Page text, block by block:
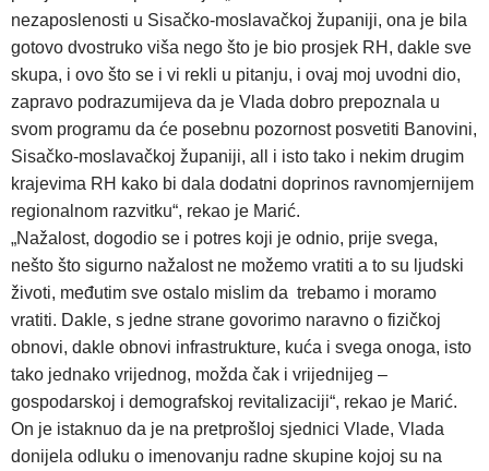
nezaposlenosti u Sisačko-moslavačkoj županiji, ona je bila
gotovo dvostruko viša nego što je bio prosjek RH, dakle sve
skupa, i ovo što se i vi rekli u pitanju, i ovaj moj uvodni dio,
zapravo podrazumijeva da je Vlada dobro prepoznala u
svom programu da će posebnu pozornost posvetiti Banovini,
Sisačko-moslavačkoj županiji, all i isto tako i nekim drugim
krajevima RH kako bi dala dodatni doprinos ravnomjernijem
regionalnom razvitku“, rekao je Marić.
„Nažalost, dogodio se i potres koji je odnio, prije svega,
nešto što sigurno nažalost ne možemo vratiti a to su ljudski
životi, međutim sve ostalo mislim da trebamo i moramo
vratiti. Dakle, s jedne strane govorimo naravno o fizičkoj
obnovi, dakle obnovi infrastrukture, kuća i svega onoga, isto
tako jednako vrijednog, možda čak i vrijednijeg –
gospodarskoj i demografskoj revitalizaciji“, rekao je Marić.
On je istaknuo da je na pretprošloj sjednici Vlade, Vlada
donijela odluku o imenovanju radne skupine kojoj su na